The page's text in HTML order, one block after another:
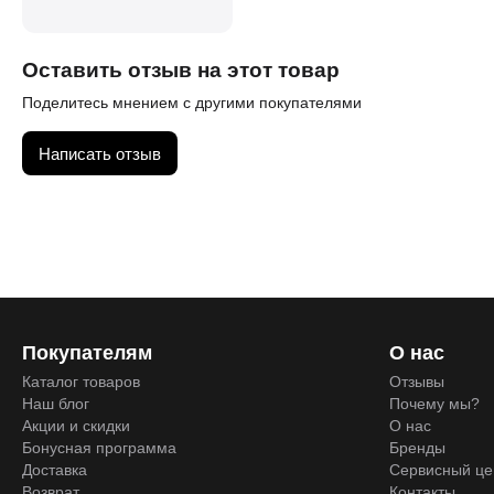
Оставить отзыв на этот товар
Поделитесь мнением с другими покупателями
Написать отзыв
Покупателям
Каталог товаров
Наш блог
Акции и скидки
Бонусная программа
Доставка
О нас
Отзывы
Почему мы?
О нас
Бренды
Сервисный